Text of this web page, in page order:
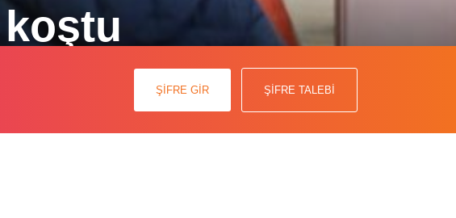
koştu
taşıyan Uluslararası Tarım ve Hayvancılık
ŞİFRE GİR ŞİFRE TALEBİ